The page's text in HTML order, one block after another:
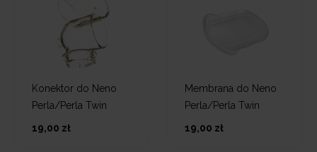
Konektor do Neno
Perla/Perla Twin
19,00 zł
Membrana do Neno
Perla/Perla Twin
19,00 zł